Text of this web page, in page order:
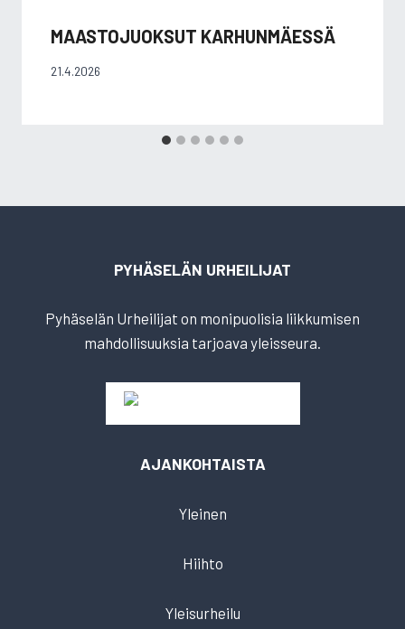
MAASTOJUOKSUT KARHUNMÄESSÄ
21.4.2026
PYHÄSELÄN URHEILIJAT
Pyhäselän Urheilijat on monipuolisia liikkumisen
mahdollisuuksia tarjoava yleisseura.
AJANKOHTAISTA
Yleinen
Hiihto
Yleisurheilu